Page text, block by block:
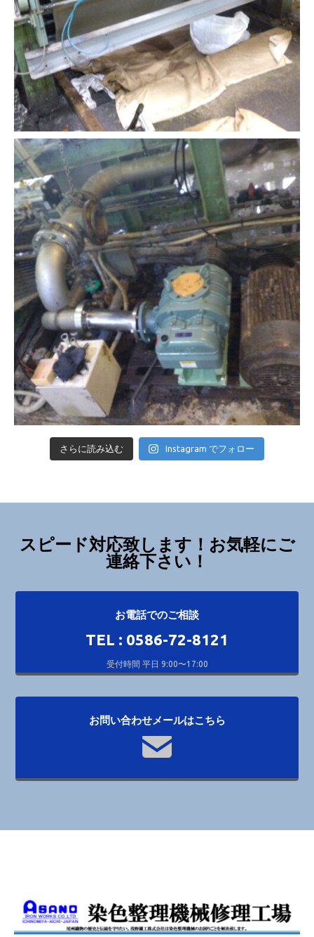
さらに読み込む Instagram でフォロー
スピード対応致します！お気軽にご
連絡下さい！
お電話でのご相談
TEL : 0586-72-8121
受付時間 平日 9:00〜17:00
お問い合わせメールはこちら